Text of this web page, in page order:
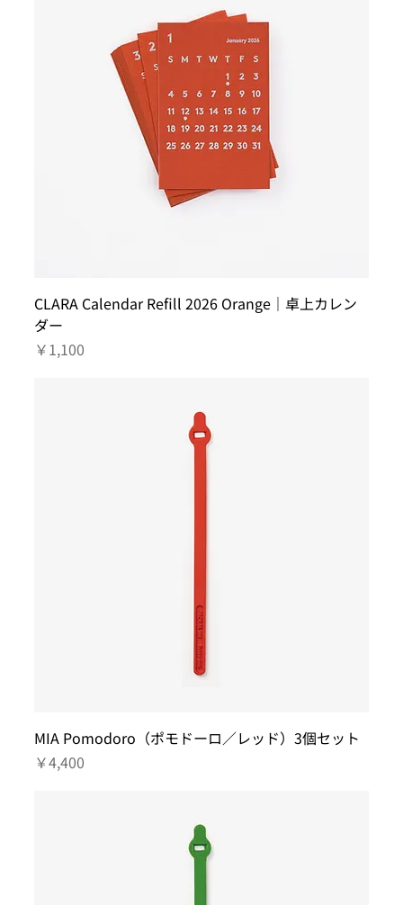
CLARA Calendar Refill 2026 Orange｜卓上カレン
ダー
価格
￥1,100
MIA Pomodoro（ポモドーロ／レッド）3個セット
価格
￥4,400